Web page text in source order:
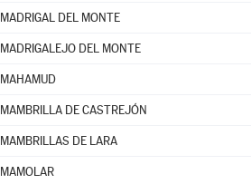
MADRIGAL DEL MONTE
MADRIGALEJO DEL MONTE
MAHAMUD
MAMBRILLA DE CASTREJÓN
MAMBRILLAS DE LARA
MAMOLAR